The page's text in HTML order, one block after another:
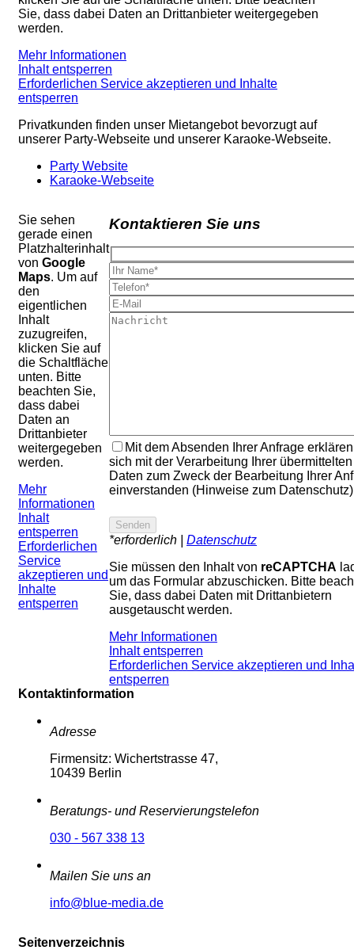
Sie, dass dabei Daten an Drittanbieter weitergegeben
werden.
Mehr Informationen
Inhalt entsperren
Erforderlichen Service akzeptieren und Inhalte
entsperren
Privatkunden finden unser Mietangebot bevorzugt auf
unserer Party-Webseite und unserer Karaoke-Webseite.
Party Website
Karaoke-Webseite
Sie sehen
gerade einen
Platzhalterinhalt
von Google
Maps. Um auf
den
eigentlichen
Inhalt
zuzugreifen,
klicken Sie auf
die Schaltfläche
unten. Bitte
beachten Sie,
dass dabei
Daten an
Drittanbieter
weitergegeben
werden.
Mehr
Informationen
Inhalt
entsperren
Erforderlichen
Service
akzeptieren und
Inhalte
entsperren
Kontaktieren Sie uns
Mit dem Absenden Ihrer Anfrage
sich mit der Verarbeitung Ihrer übermittelten
Daten zum Zweck der Bearbeitung Ihrer
einverstanden (Hinweise zum Datenschutz)
*erforderlich | Datenschutz
Sie müssen den Inhalt von reCAPTCHA
um das Formular abzuschicken. Bitte
Sie, dass dabei Daten mit Drittanbietern
ausgetauscht werden.
Mehr Informationen
Inhalt entsperren
Erforderlichen Service akzeptieren und
entsperren
Kontaktinformation
Adresse
Firmensitz: Wichertstrasse 47,
10439 Berlin
Beratungs- und Reservierungstelefon
030 - 567 338 13
Mailen Sie uns an
info@blue-media.de
Seitenverzeichnis